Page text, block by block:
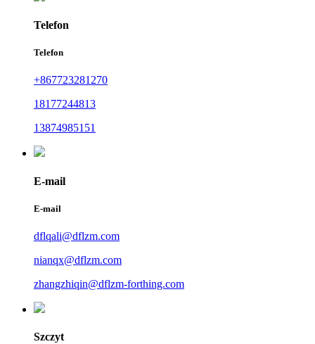
Telefon
Telefon
+867723281270
18177244813
13874985151
E-mail
E-mail
dflqali@dflzm.com
nianqx@dflzm.com
zhangzhiqin@dflzm-forthing.com
Szczyt